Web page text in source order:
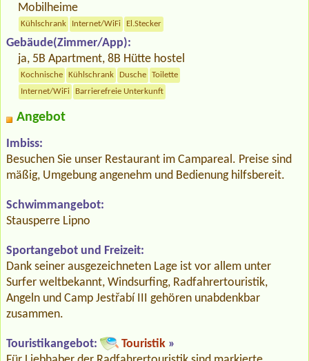
Mobilheime
Kühlschrank Internet/WiFi El.Stecker
Gebäude(Zimmer/App):
ja, 5B Apartment, 8B Hütte hostel
Kochnische Kühlschrank Dusche
Toilette
Internet/WiFi
Barrierefreie Unterkunft
Angebot
Imbiss:
Besuchen Sie unser Restaurant im Campareal. Preise sind
mäßig, Umgebung angenehm und Bedienung hilfsbereit.
Schwimmangebot:
Stausperre Lipno
Sportangebot und Freizeit:
Dank seiner ausgezeichneten Lage ist vor allem unter
Surfer weltbekannt, Windsurfing, Radfahrertouristik,
Angeln und Camp Jestřabí III gehören unabdenkbar
zusammen.
Touristikangebot: Touristik »